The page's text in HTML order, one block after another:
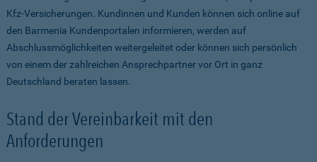
Kfz-Versicherungen. Kundinnen und Kunden können sich online auf
den Barmenia Kundenportalen informieren, werden auf
Abschlussmöglichkeiten weitergeleitet oder können sich persönlich
von einem der zahlreichen Ansprechpartner vor Ort in ganz
Deutschland beraten lassen.
Stand der Vereinbarkeit mit den
Anforderungen